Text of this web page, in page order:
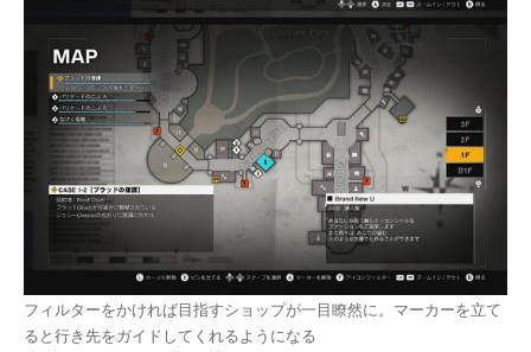
フィルターをかければ目指すショップが一目瞭然に。マーカーを立て
ると行き先をガイドしてくれるようになる